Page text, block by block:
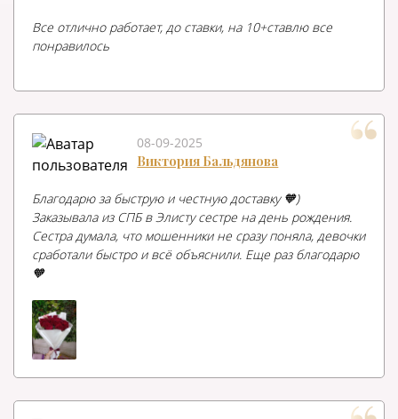
Все отлично работает, до ставки, на 10+ставлю все
понравилось
08-09-2025
Виктория Бальдянова
Благодарю за быструю и честную доставку 🧡)
Заказывала из СПБ в Элисту сестре на день рождения.
Сестра думала, что мошенники не сразу поняла, девочки
сработали быстро и всё объяснили. Еще раз благодарю
🧡